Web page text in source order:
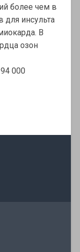
более чем в
инсульта
В
озон
000